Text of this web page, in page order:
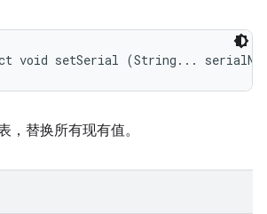
void setSerial (String...
，替换所有现有值。